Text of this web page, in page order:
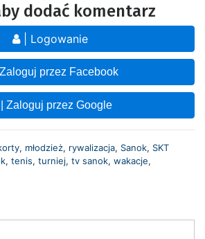
dodać komentarz
| Logowanie
Zaloguj przez Facebook
Zaloguj przez Google
, młodzież, rywalizacja, Sanok, SKT
, tenis, turniej, tv sanok, wakacje,